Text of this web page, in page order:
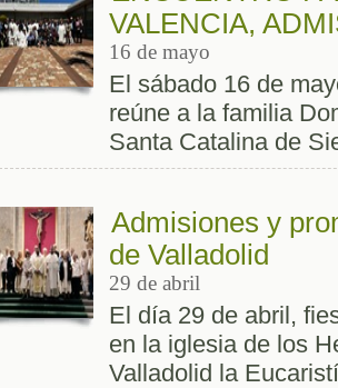
VALENCIA,
16 de mayo
El sábado 16 de
reúne a la familia
Santa Catalina de
Admisiones y
de Valladolid
29 de abril
El día 29 de abril,
en la iglesia de los
Valladolid la